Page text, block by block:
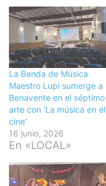
La Banda de Música
Maestro Lupi sumerge a
Benavente en el séptimo
arte con ‘La música en el
cine’
16 junio, 2026
En «LOCAL»